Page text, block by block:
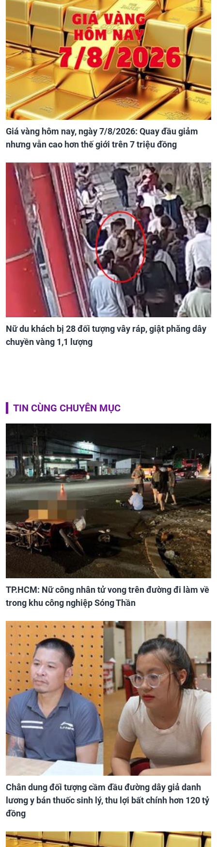
Giá vàng hôm nay, ngày 7/8/2026: Quay đầu giảm
nhưng vẫn cao hơn thế giới trên 7 triệu đồng
Nữ du khách bị 28 đối tượng vây ráp, giật phăng dây
chuyền vàng 1,1 lượng
TIN CÙNG CHUYÊN MỤC
TP.HCM: Nữ công nhân tử vong trên đường đi làm về
trong khu công nghiệp Sóng Thần
Chân dung đối tượng cầm đầu đường dây giả danh
lương y bán thuốc sinh lý, thu lợi bất chính hơn 120 tỷ
đồng